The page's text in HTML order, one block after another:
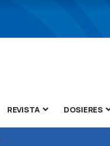
REVISTA DOSIERES